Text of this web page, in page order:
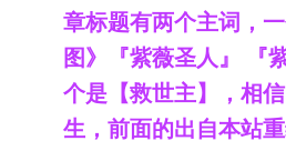
章标题有两个主词，
图》『紫薇圣人』 『
个是【救世主】，相
生，前面的出自本站